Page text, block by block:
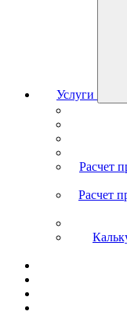
Услуги
Расчет
Расчет